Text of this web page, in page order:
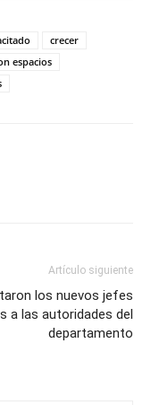
crecer
espacios
Artículo siguiente
los nuevos jefes
a las autoridades del
departamento